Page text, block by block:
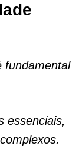
fundamental
essenciais,